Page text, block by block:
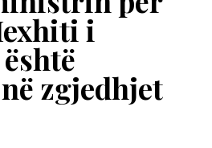
i
zgjedhjet